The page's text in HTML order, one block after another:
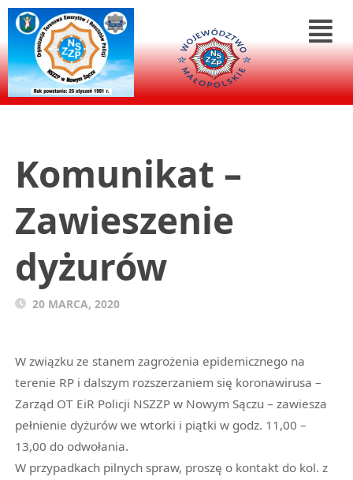
Komunikat –
Zawieszenie
dyżurów
20 MARCA, 2020
W związku ze stanem zagrożenia epidemicznego na
terenie RP i dalszym rozszerzaniem się koronawirusa –
Zarząd OT EiR Policji NSZZP w Nowym Sączu – zawiesza
pełnienie dyżurów we wtorki i piątki w godz. 11,00 –
13,00 do odwołania.
W przypadkach pilnych spraw, proszę o kontakt do kol. z